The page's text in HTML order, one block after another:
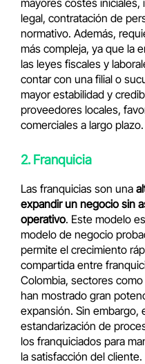
mayores costes
legal, contratación de
normativo. Además,
más compleja, ya que la
las leyes fiscales y
contar con una filial o
mayor estabilidad y
proveedores locales,
comerciales a largo plazo.
2. Franquicia
Las franquicias son una
expandir un negocio sin
operativo. Este modelo
modelo de negocio
permite el crecimiento
compartida entre
Colombia, sectores
han mostrado gran
expansión. Sin embargo,
estandarización de
los franquiciados para
la satisfacción del cliente.